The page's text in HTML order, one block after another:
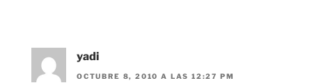
yadi
OCTUBRE 8, 2010 A LAS 12:27 PM